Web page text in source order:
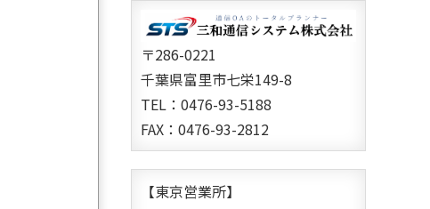
〒286-0221
千葉県富里市七栄149-8
TEL：0476-93-5188
FAX：0476-93-2812
【東京営業所】